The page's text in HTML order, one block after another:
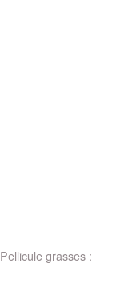
Pellicule grasses :